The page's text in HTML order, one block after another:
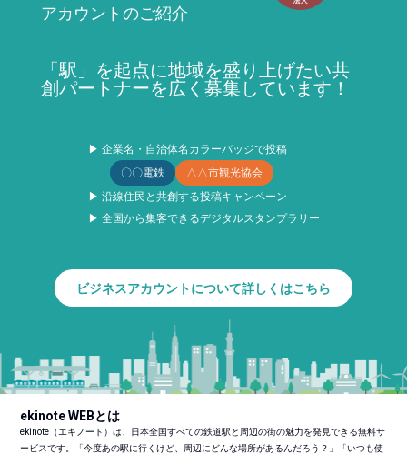
アカウントのご紹介
「駅」を起点に地域を盛り上げたい共
創パートナーを広く募集しています！
▶ 企業名・自治体名カラーバッジで投稿
〇〇電鉄
△△市観光協会
▶ 沿線住民と共創する投稿キャンペーン
▶ 全国から集客できるデジタルスタンプラリー
ビジネスアカウントについて詳しくはこちら
ekinote WEBとは
ekinote（エキノート）は、日本全国すべての鉄道駅と周辺の街の魅力を発見できる無料サ
ービスです。「今度あの駅に行くけど、周辺にどんな場所があるんだろう？」「いつも使